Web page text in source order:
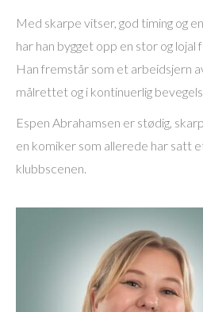
Med skarpe vitser, god timing og
har han bygget opp en stor og
Han fremstår som et arbeidsjern
målrettet og i kontinuerlig
Espen Abrahamsen er stødig,
en komiker som allerede har satt
klubbscenen.